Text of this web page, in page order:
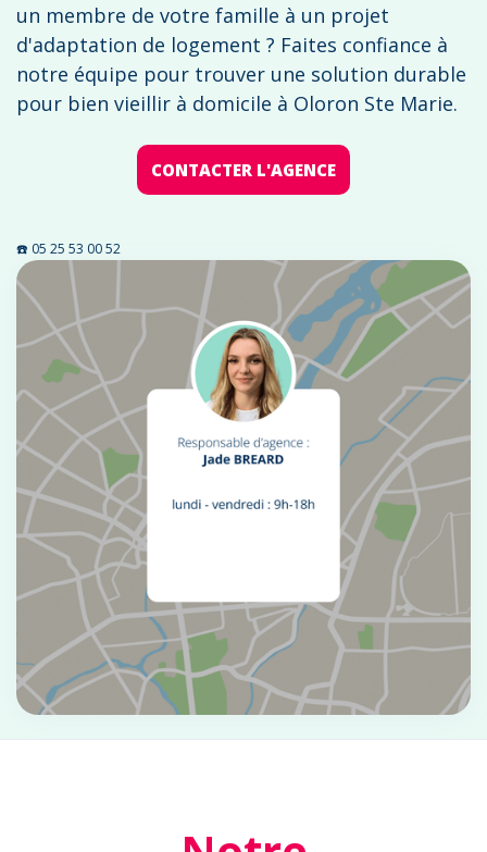
un membre de votre famille à un projet
d'adaptation de logement ? Faites confiance à
notre équipe pour trouver une solution durable
pour bien vieillir à domicile à Oloron Ste Marie.
CONTACTER L'AGENCE
☎️ 05 25 53 00 52